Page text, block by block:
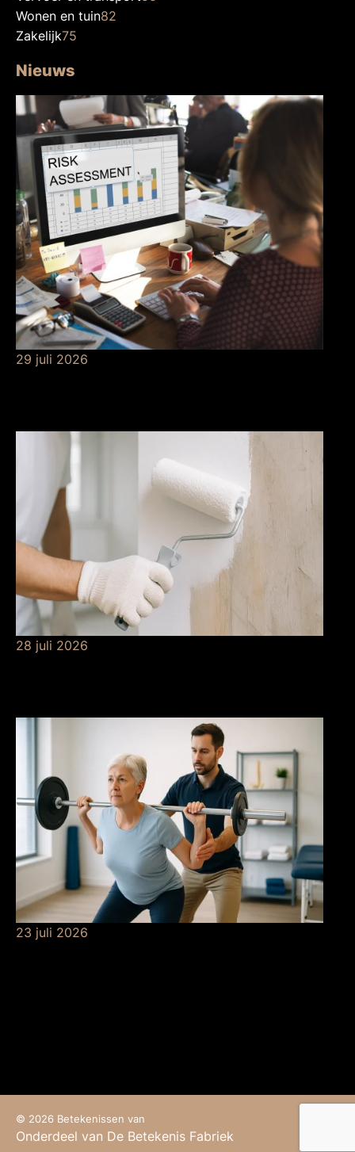
Wonen en tuin82
Zakelijk75
Nieuws
29 juli 2026
28 juli 2026
23 juli 2026
© 2026 Betekenissen van
Onderdeel van De Betekenis Fabriek